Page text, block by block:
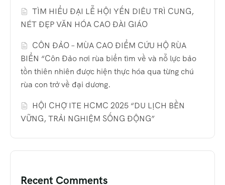
TÌM HIỂU ĐẠI LỄ HỘI YẾN DIÊU TRÌ CUNG,
NÉT ĐẸP VĂN HÓA CAO ĐÀI GIÁO
CÔN ĐẢO – MÙA CAO ĐIỂM CỨU HỘ RÙA
BIỂN “Côn Đảo nơi rùa biển tìm về và nỗ lực bảo
tồn thiên nhiên được hiện thực hóa qua từng chú
rùa con trở về đại dương.
HỘI CHỢ ITE HCMC 2025 “DU LỊCH BỀN
VỮNG, TRẢI NGHIỆM SỐNG ĐỘNG”
Recent Comments